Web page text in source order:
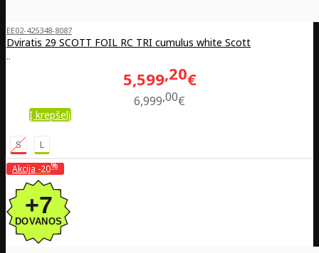
EE02-425348-8087
Dviratis 29 SCOTT FOIL RC TRI cumulus white Scott
..
5,599 20€
6,999 00€
Į krepšelį
S L
Akcija -20%